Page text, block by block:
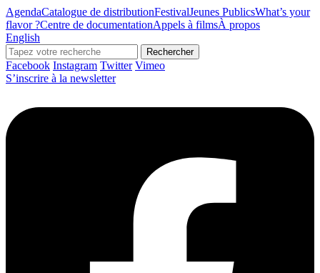
AgendaCatalogue de distributionFestivalJeunes PublicsWhat’s your
flavor ?Centre de documentationAppels à filmsÀ propos
English
Rechercher
Facebook Instagram Twitter Vimeo
S’inscrire à la newsletter